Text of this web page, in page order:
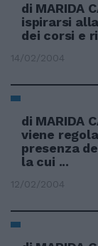
di MARIDA
ispirarsi
dei corsi e
14/02/2004
di MARIDA
viene
presenza
la cui ...
12/02/2004